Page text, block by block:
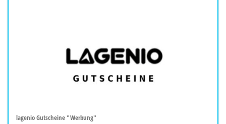
lagenio Gutscheine "Werbung"